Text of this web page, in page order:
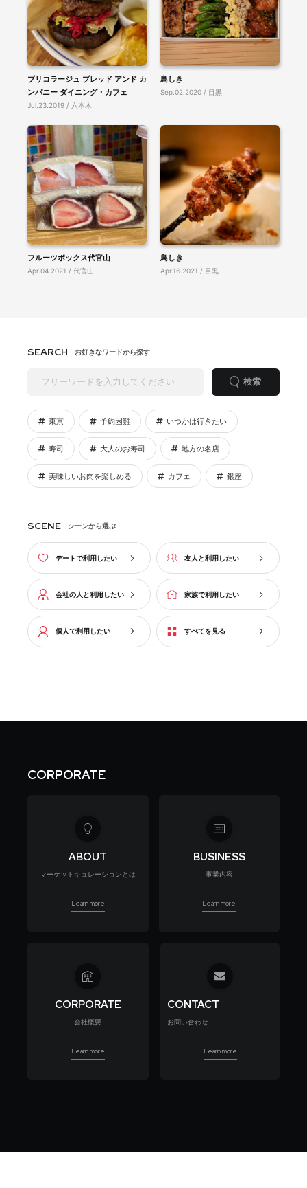
ブリコラージュ ブレッド アンド カ
ンパニー ダイニング・カフェ
Jul.23.2019 / 六本木
鳥しき
Sep.02.2020 / 目黒
フルーツボックス代官山
Apr.04.2021 / 代官山
鳥しき
Apr.16.2021 / 目黒
SEARCH お好きなワードから探す
検索
東京 予約困難 いつかは行きたい
寿司 大人のお寿司 地方の名店
美味しいお肉を楽しめる カフェ 銀座
SCENE シーンから選ぶ
デートで利用したい 友人と利用したい
会社の人と利用したい 家族で利用したい
個人で利用したい すべてを見る
CORPORATE
ABOUT
マーケットキュレーションとは
Learn more
BUSINESS
事業内容
Learn more
CORPORATE
会社概要
Learn more
CONTACT
お問い合わせ
Learn more